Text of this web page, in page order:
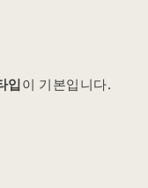
입이 기본입니다.